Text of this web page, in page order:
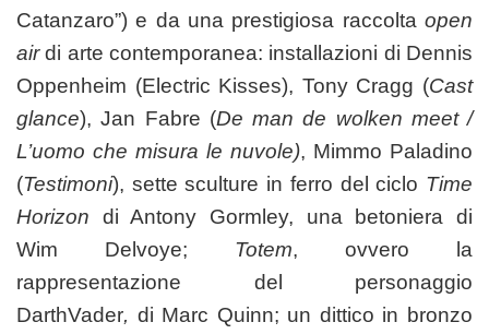
Catanzaro”) e da una prestigiosa raccolta open
air di arte contemporanea: installazioni di Dennis
Oppenheim (Electric Kisses), Tony Cragg (Cast
glance), Jan Fabre (De man de wolken meet /
L’uomo che misura le nuvole), Mimmo Paladino
(Testimoni), sette sculture in ferro del ciclo Time
Horizon di Antony Gormley, una betoniera di
Wim Delvoye;
Totem, ovvero la
rappresentazione del personaggio
DarthVader, di Marc Quinn; un dittico in bronzo